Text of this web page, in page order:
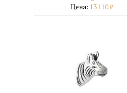
Цена: 13 110₽